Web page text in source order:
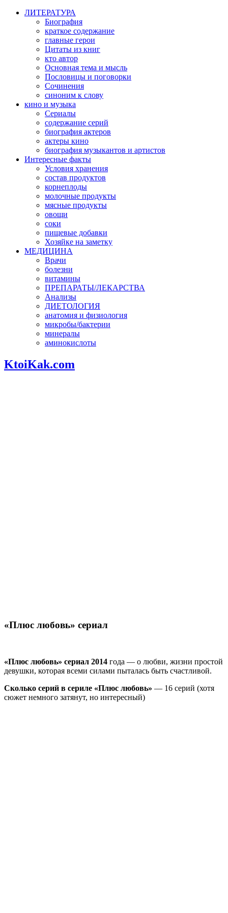
ЛИТЕРАТУРА
Биография
краткое содержание
главные герои
Цитаты из книг
кто автор
Основная тема и мысль
Пословицы и поговорки
Сочинения
синоним к слову
кино и музыка
Сериалы
содержание серий
биография актеров
актеры кино
биография музыкантов и артистов
Интересные факты
Условия хранения
состав продуктов
корнеплоды
молочные продукты
мясные продукты
овощи
соки
пищевые добавки
Хозяйке на заметку
МЕДИЦИНА
Врачи
болезни
витамины
ПРЕПАРАТЫ/ЛЕКАРСТВА
Анализы
ДИЕТОЛОГИЯ
анатомия и физиология
микробы/бактерии
минералы
аминокислоты
KtoiKak.com
«Плюс любовь» сериал
«Плюс любовь» сериал 2014 года — о любви, жизни простой
девушки, которая всеми силами пыталась быть счастливой.
Сколько серий в сериле «Плюс любовь» — 16 серий (хотя
сюжет немного затянут, но интересный)